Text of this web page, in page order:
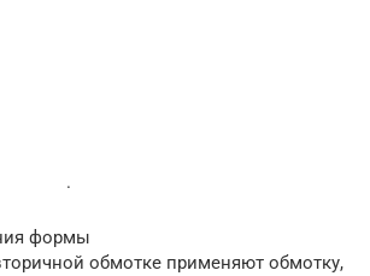
.
формы
обмотке применяют обмотку,